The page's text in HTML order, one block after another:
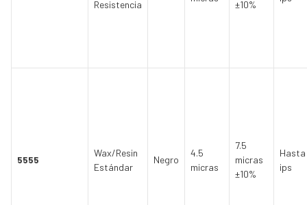
Resistencia ±10%
5555
Wax/Resin
Estándar
Negro
4.5
micras
7.5
micras
±10%
ips